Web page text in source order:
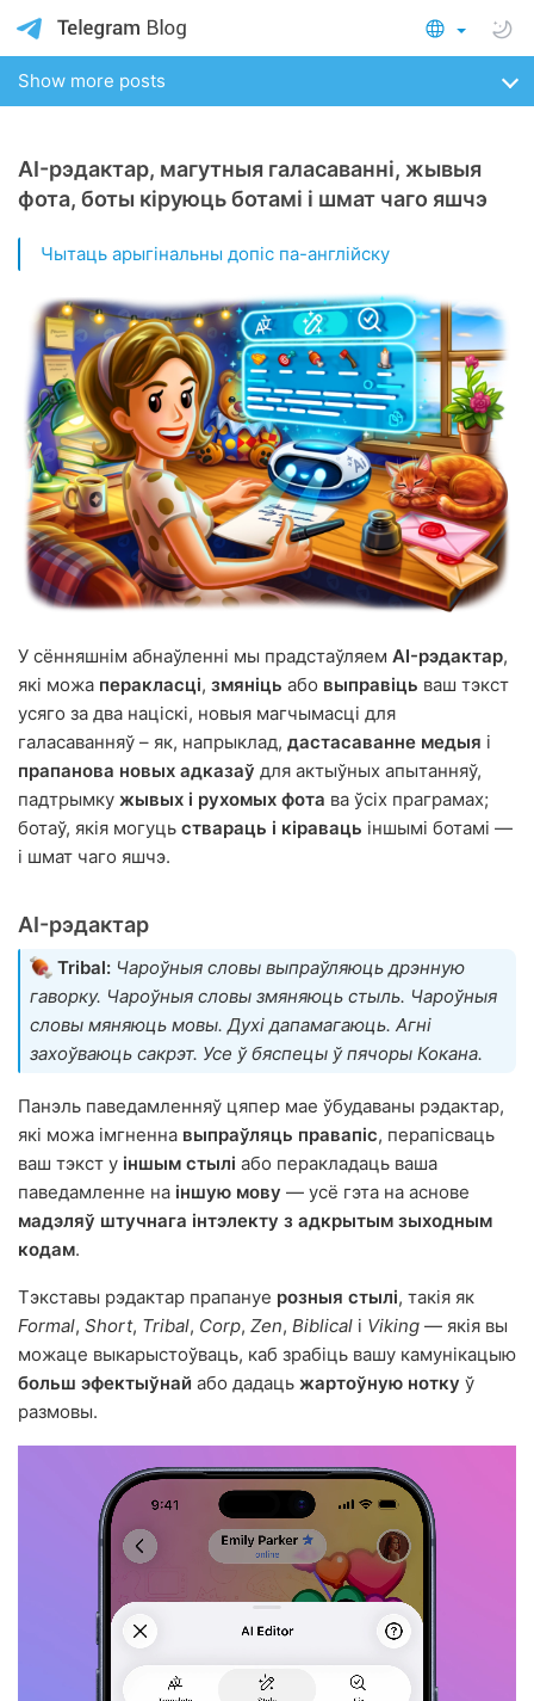
Show more posts
AI-рэдактар, магутныя галасаванні, жывыя
фота, боты кіруюць ботамі і шмат чаго яшчэ
Чытаць арыгінальны допіс па-англійску
У сённяшнім абнаўленні мы прадстаўляем AI-рэдактар,
які можа перакласці, змяніць або выправіць ваш тэкст
усяго за два націскі, новыя магчымасці для
галасаванняў – як, напрыклад, дастасаванне медыя і
прапанова новых адказаў для актыўных апытанняў,
падтрымку жывых і рухомых фота ва ўсіх праграмах;
ботаў, якія могуць ствараць і кіраваць іншымі ботамі —
і шмат чаго яшчэ.
AI-рэдактар
Tribal: Чароўныя словы выпраўляюць дрэнную
гаворку. Чароўныя словы змяняюць стыль. Чароўныя
словы мяняюць мовы. Духі дапамагаюць. Агні
захоўваюць сакрэт. Усе ў бяспецы ў пячоры Кокана.
Панэль паведамленняў цяпер мае ўбудаваны рэдактар,
які можа імгненна выпраўляць правапіс, перапісваць
ваш тэкст у іншым стылі або перакладаць ваша
паведамленне на іншую мову — усё гэта на аснове
мадэляў штучнага інтэлекту з адкрытым зыходным
кодам.
Тэкставы рэдактар прапануе розныя стылі, такія як
Formal, Short, Tribal, Corp, Zen, Biblical і Viking — якія вы
можаце выкарыстоўваць, каб зрабіць вашу камунікацыю
больш эфектыўнай або дадаць жартоўную нотку ў
размовы.